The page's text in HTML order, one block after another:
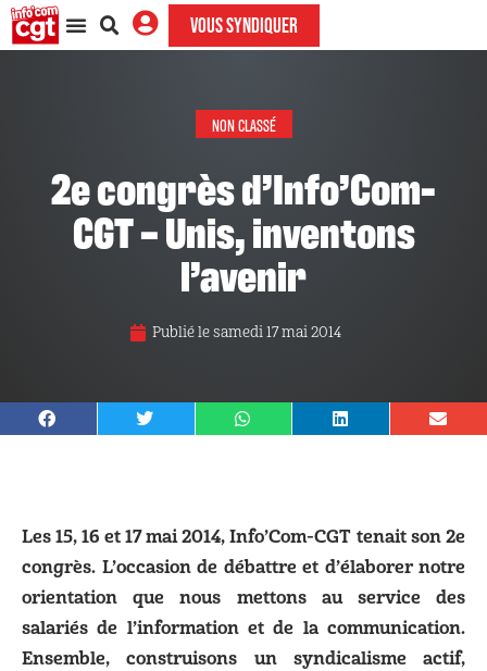
VOUS SYNDIQUER
NON CLASSÉ
2e congrès d’Info’Com-
CGT – Unis, inventons
l’avenir
Publié lesamedi 17 mai 2014
Les 15, 16 et 17 mai 2014, Info’Com-CGT tenait son 2e
congrès. L’occasion de débattre et d’élaborer notre
orientation que nous mettons au service des
salariés de l’information et de la communication.
Ensemble, construisons un syndicalisme actif,